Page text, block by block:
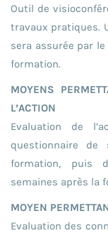
Outil de
travaux pratiques.
sera assurée par
formation.
MOYENS
L’ACTION
Evaluation de
questionnaire
formation, puis
semaines après la
MOYEN
Evaluation des